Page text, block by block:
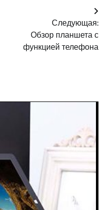
Следующая:
Обзор планшета с
функцией телефона